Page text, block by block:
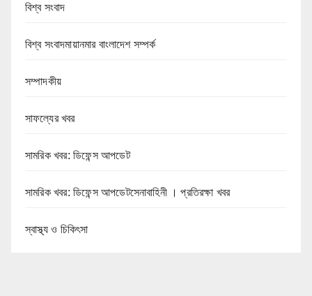
বিশ্ব সংবাদ
বিশ্ব সংবাদমায়ানমার বাংলাদেশ সম্পর্ক
সম্পাদকীয়
সাফল্যের খবর
সামরিক খবর: ডিফেন্স আপডেট
সামরিক খবর: ডিফেন্স আপডেটসেনাবাহিনী । প্রতিরক্ষা খবর
স্বাস্থ্য ও চিকিৎসা